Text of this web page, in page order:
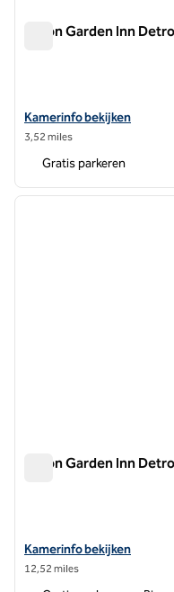
Hilton Garden Inn
Bekijk hoteldetails voor
Kamerinfo bekijken
3,52 miles
Gratis parkeren
1 van 12
Hilton Garden Inn
Bekijk hoteldetails voor
Kamerinfo bekijken
12,52 miles